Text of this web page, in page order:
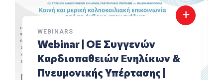
WEBINARS
Webinar | ΟΕ Συγγενών
Καρδιοπαθειών Ενηλίκων &
Πνευμονικής Υπέρτασης |